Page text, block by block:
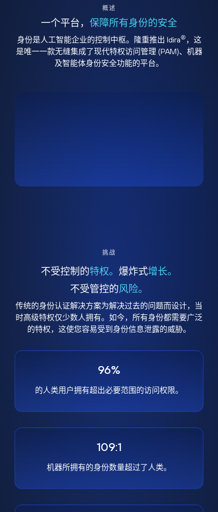
概述
一个平台， 保障所有身份的安全
身份是人工智能企业的控制中枢。隆重推出 Idira® ，这
是唯一一款无缝集成了现代特权访问管理 (PAM)、机器
及智能体身份安全功能的平台。
挑战
不受控制的特权。 爆炸式增长。
不受管控的风险。
传统的身份认证解决方案为解决过去的问题而设计，当
时高级特权仅少数人拥有。如今，所有身份都需要广泛
的特权，这使您容易受到身份信息泄露的威胁。
96%
的人类用户拥有超出必要范围的访问权限。
109:1
机器所拥有的身份数量超过了人类。